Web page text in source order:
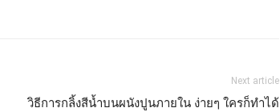
Next article
วิธีการกลิ้งสีน้ำบนผนังปูนภายใน ง่ายๆ ใครก็ทำได้